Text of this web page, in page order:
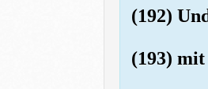
(192)
(193)